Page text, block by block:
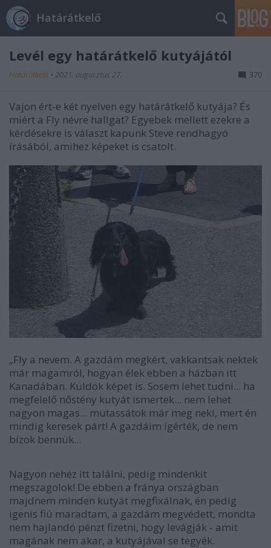
Határátkelő
Levél egy határátkelő kutyájától
Határátkelő • 2021. augusztus 27. 370
Vajon ért-e két nyelven egy határátkelő kutyája? És
miért a Fly névre hallgat? Egyebek mellett ezekre a
kérdésekre is választ kapunk Steve rendhagyó
írásából, amihez képeket is csatolt.
„Fly a nevem. A gazdám megkért, vakkantsak nektek
már magamról, hogyan élek ebben a házban itt
Kanadában. Küldök képet is. Sosem lehet tudni... ha
megfelelő nőstény kutyát ismertek... nem lehet
nagyon magas... mutassátok már meg neki, mert én
mindig keresek párt! A gazdáim ígérték, de nem
bízok bennük...
Nagyon nehéz itt találni, pedig mindenkit
megszagolok! De ebben a fránya országban
majdnem minden kutyát megfixálnak, én pedig
igenis fiú maradtam, a gazdám megvédett, mondta
nem hajlandó pénzt fizetni, hogy levágják - amit
magának nem akar, a kutyájával se tegyék.